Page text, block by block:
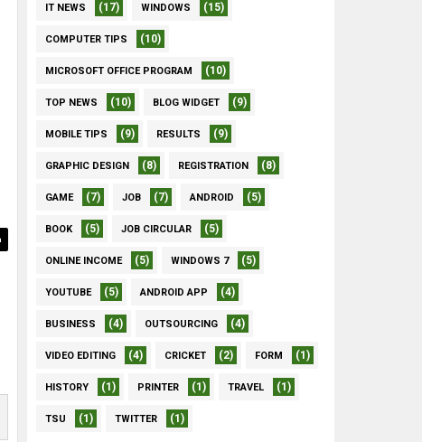
IT NEWS (17) WINDOWS (15)
COMPUTER TIPS (10)
MICROSOFT OFFICE PROGRAM (10)
TOP NEWS (10) BLOG WIDGET (9)
MOBILE TIPS (9) RESULTS (9)
GRAPHIC DESIGN (8) REGISTRATION (8)
GAME (7) JOB (7) ANDROID (5)
BOOK (5) JOB CIRCULAR (5)
ONLINE INCOME (5) WINDOWS 7 (5)
YOUTUBE (5) ANDROID APP (4)
BUSINESS (4) OUTSOURCING (4)
VIDEO EDITING (4) CRICKET (2) FORM (1)
HISTORY (1) PRINTER (1) TRAVEL (1)
TSU (1) TWITTER (1)